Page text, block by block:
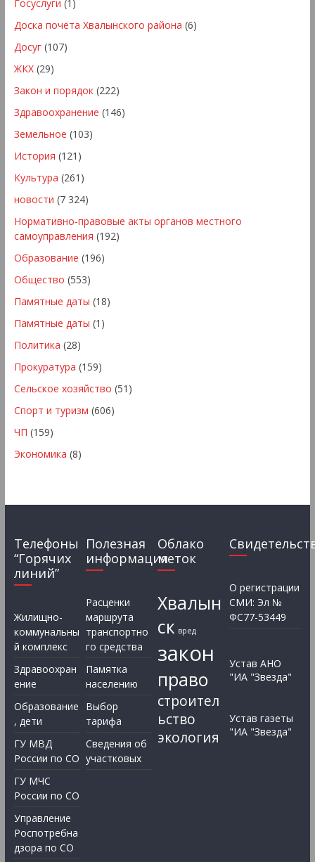
Госуслуги (1)
Доска почёта Хвалынского района (6)
Досуг(107)
ЖКХ(29)
Закон и порядок(222)
Здравоохранение (146)
Земельное (103)
История (121)
Культура (261)
новости (7 324)
Нормативно-правовые акты органов местного
самоуправления (192)
Образование (196)
Общество (553)
Памятные даты (18)
Памятные даты (1)
Политика (28)
Прокуратура (159)
Сельское хозяйство (51)
Спорт и туризм (606)
ЧП (159)
Экономика (8)
Телефоны
“Горячих
линий”
Жилищно-
коммунальны
й комплекс
Здравоохран
ение
Образование
, дети
ГУ МВД
России по СО
ГУ МЧС
России по СО
Управление
Роспотребна
дзора по СО
Полезная
информация
Расценки
маршрута
транспортно
го средства
Памятка
населению
Выбор
тарифа
Сведения об
участковых
Облако
меток
Хвалын
ск вред
закон
право
строител
ьство
экология
О регистрации
СМИ: Эл №
ФС77-53449
Устав АНО
"ИА "Звезда"
Устав газеты
"ИА "Звезда"